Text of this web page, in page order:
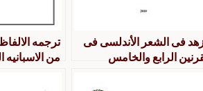
فى الشعر الأندلسى فى
الرابع والخامس
ترجمه
من الاسبانيه